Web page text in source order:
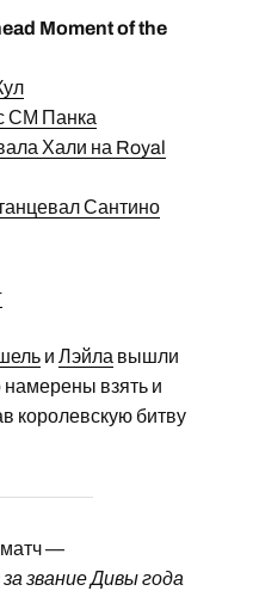
Moment of the
СМ Панка
Хали на Royal
Сантино
и Лэйла вышли
намерены взять и
королевскую битву
—
звание Дивы года